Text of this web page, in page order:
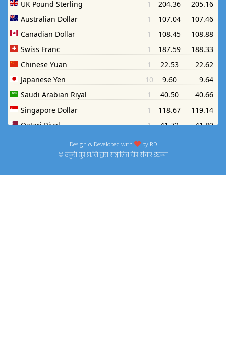
Design & Developed with byRD
© ठकुरी ग्रुप प्रा.लि द्वारा सञ्चालित दीप संचार डटकम